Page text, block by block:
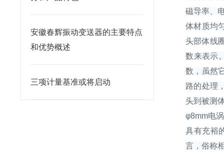
安徽春辉振动变送器的主要特点
和优势概述
三项计量基准或将启动
磁导率、
体材质均
头部体线
数来表示
数，虽然
路的处理
头到被测
φ8mm电
具有充裕
言，俗称